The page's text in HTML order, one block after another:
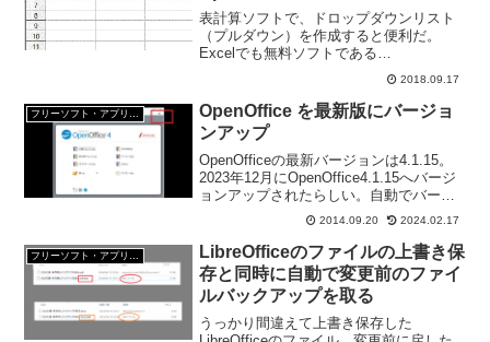
LibreOfficeCalc
表計算ソフトで、ドロップダウンリスト
（プルダウン）を作成すると便利だ。
Excelでも無料ソフトである
OpenOfficeCalc（カルク・表計算ソフ
ト）でもLibreOfficeCalc（カルク・表計
算ソフト）でも、ドロップダウンリスト
（...
2018.09.17
フリーソフト・アプリ・Webサービス
OpenOffice を最新版にバージョ
ンアップ
OpenOfficeの最新バージョンは4.1.15。
2023年12月にOpenOffice4.1.15へバージ
ョンアップされたらしい。自動でバージ
ョンアップされないので、手動で
OpenOffice4.1.15へバージョンアップす
る。
2014.09.20 2024.02.17
LibreOfficeのファイルの上書き保
存と同時に自動で変更前のファイ
ルバックアップを取る
うっかり間違えて上書き保存した